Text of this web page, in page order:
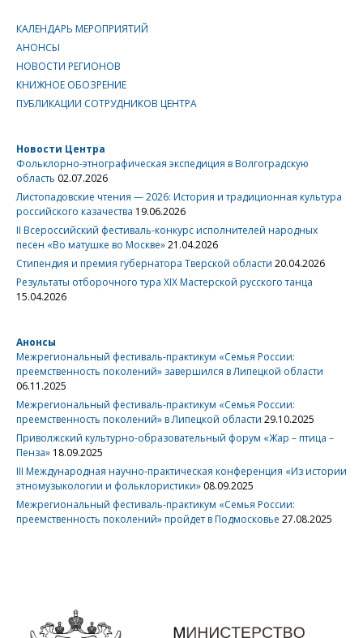
КАЛЕНДАРЬ МЕРОПРИЯТИЙ
АНОНСЫ
НОВОСТИ РЕГИОНОВ
КНИЖНОЕ ОБОЗРЕНИЕ
ПУБЛИКАЦИИ СОТРУДНИКОВ ЦЕНТРА
Новости Центра
Фольклорно-этнографическая экспедиция в Волгоградскую
область 02.07.2026
Листопадовские чтения — 2026: История и традиционная культура
российского казачества 19.06.2026
II Всероссийский фестиваль-конкурс исполнителей народных
песен «Во матушке во Москве»21.04.2026
Стипендия и премия губернатора Тверской области 20.04.2026
Результаты отборочного тура XIX Мастерской русского танца
15.04.2026
Анонсы
Межрегиональный фестиваль-практикум «Семья России:
преемственность поколений» завершился в Липецкой области
06.11.2025
Межрегиональный фестиваль-практикум «Семья России:
преемственность поколений» в Липецкой области 29.10.2025
Приволжский культурно-образовательный форум «Жар – птица –
Пенза» 18.09.2025
III Международная научно-практическая конференция «Из истории
этномузыкологии и фольклористики» 08.09.2025
Межрегиональный фестиваль-практикум «Семья России:
преемственность поколений» пройдет в Подмосковье 27.08.2025